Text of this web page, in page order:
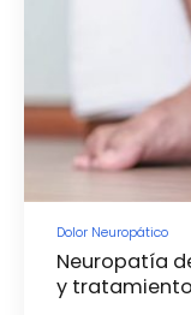
Dolor Neuropático
Neuropatía
y